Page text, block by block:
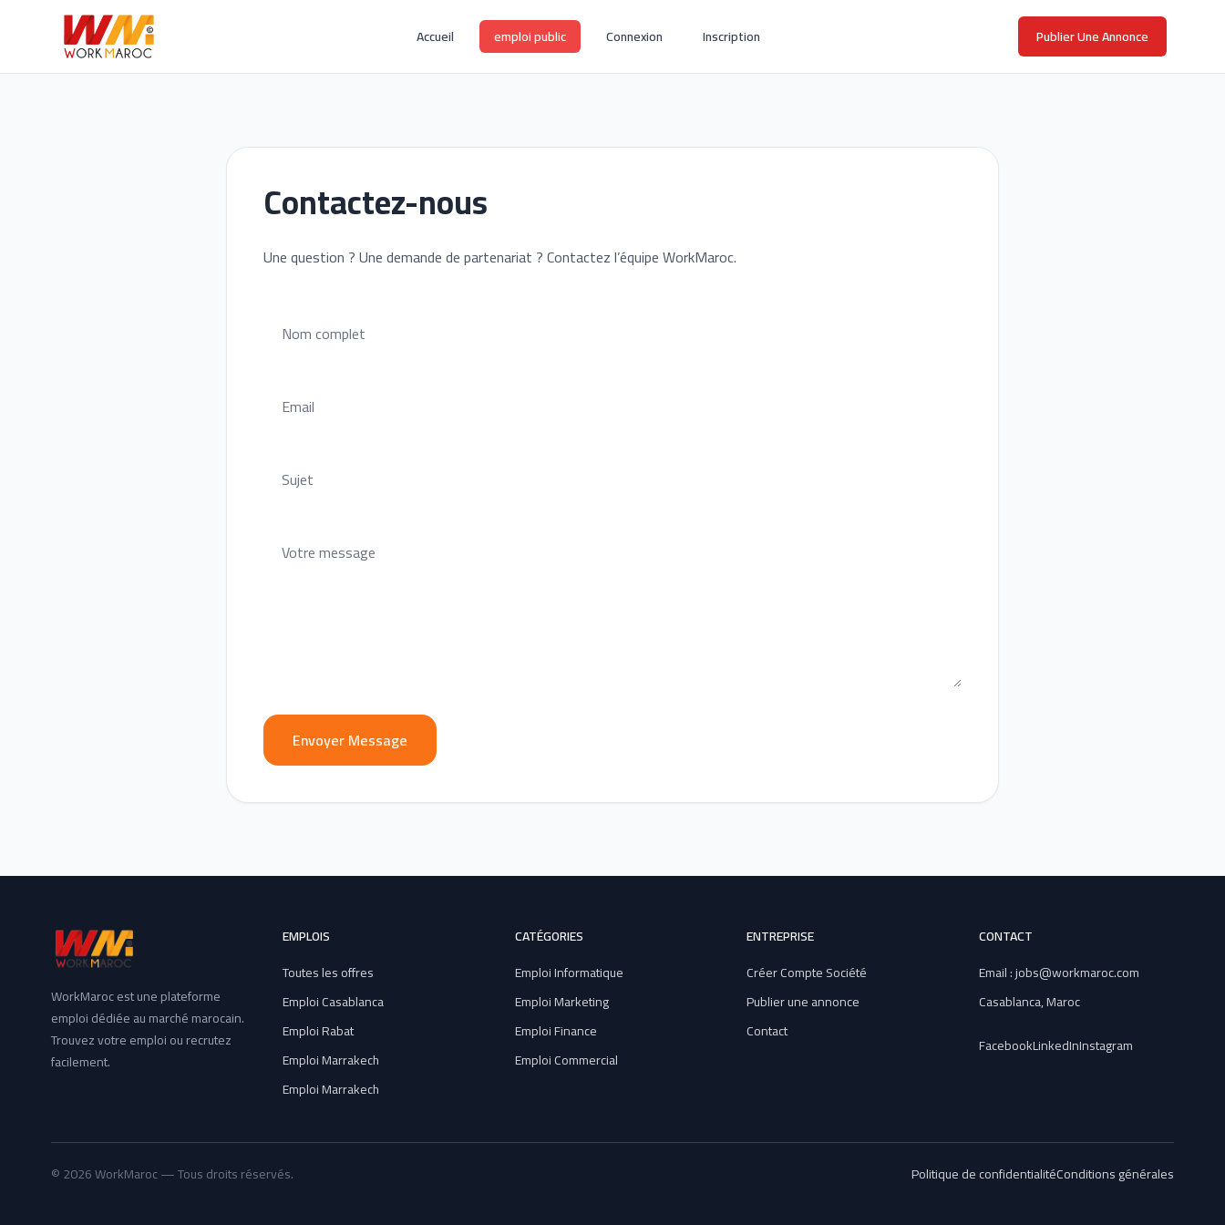
Accueil emploi public Connexion Inscription Publier Une Annonce
Contactez-nous
Une question ? Une demande de partenariat ? Contactez l’équipe WorkMaroc.
Envoyer Message
WorkMaroc est une plateforme
emploi dédiée au marché marocain.
Trouvez votre emploi ou recrutez
facilement.
EMPLOIS
Toutes les offres
Emploi Casablanca
Emploi Rabat
Emploi Marrakech
Emploi Marrakech
CATÉGORIES
Emploi Informatique
Emploi Marketing
Emploi Finance
Emploi Commercial
ENTREPRISE
Créer Compte Société
Publier une annonce
Contact
CONTACT
Email : jobs@workmaroc.com
Casablanca, Maroc
FacebookLinkedInInstagram
© 2026 WorkMaroc — Tous droits réservés. Politique de confidentialitéConditions générales